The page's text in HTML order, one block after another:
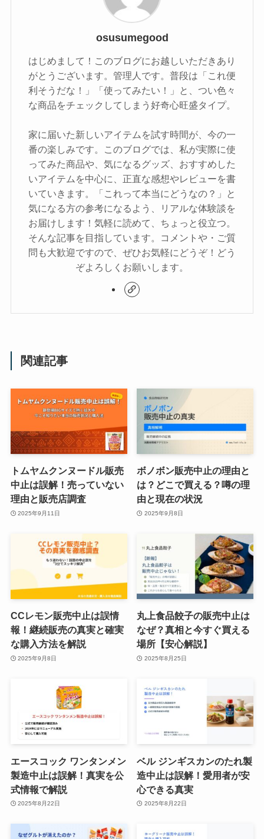
osusumegood
はじめまして！このブログにお越しいただきあり
がとうございます。管理人です。普段は「これ便
利そうだな！」「使ってみたい！」と、つい色々
な商品をチェックしてしまう好奇心旺盛タイプ。
家に届いた新しいアイテムを試す時間が、今の一
番の楽しみです。このブログでは、私が実際に使
ってみた商品や、気になるグッズ、おすすめした
いアイテムを中心に、正直な感想やレビューを書
いていきます。「これって本当にどうなの？」と
気になる方の参考になるよう、リアルな体験談を
お届けします！気軽に読めて、ちょっと役立つ。
そんな記事を目指しています。コメントや・ご質
問も大歓迎ですので、ぜひお気軽にどうぞ！どう
ぞよろしくお願いします。
関連記事
トムヤムクンヌードル販売
中止は誤解！売っていない
理由と販売店調査
2025年9月11日
ボノボン販売中止の理由と
は？どこで買える？噂の理
由と現在の状況
2025年9月8日
CCレモン販売中止は誤情
報！継続販売の真実と確実
な購入方法を解説
2025年9月8日
丸上食品餃子の販売中止は
なぜ？真相と今すぐ買える
場所【安心解説】
2025年8月25日
エースコック ワンタンメン
製造中止は誤解！真実を公
式情報で解説
2025年8月22日
ベル ジンギスカンのたれ製
造中止は誤解！愛用者が安
心できる真実
2025年8月22日